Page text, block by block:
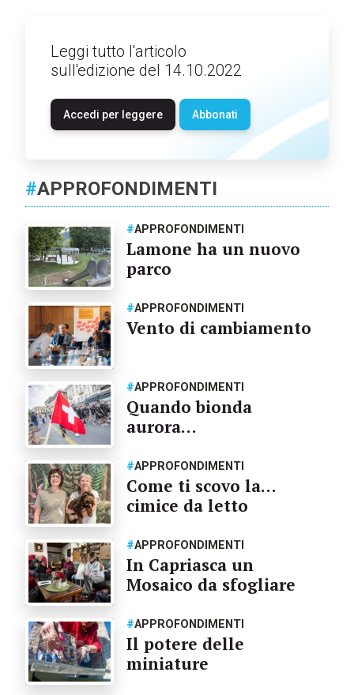
Leggi tutto l'articolo
sull'edizione del 14.10.2022
Accedi per leggere Abbonati
#APPROFONDIMENTI
#APPROFONDIMENTI
Lamone ha un nuovo
parco
#APPROFONDIMENTI
Vento di cambiamento
#APPROFONDIMENTI
Quando bionda
aurora…
#APPROFONDIMENTI
Come ti scovo la…
cimice da letto
#APPROFONDIMENTI
In Capriasca un
Mosaico da sfogliare
#APPROFONDIMENTI
Il potere delle
miniature